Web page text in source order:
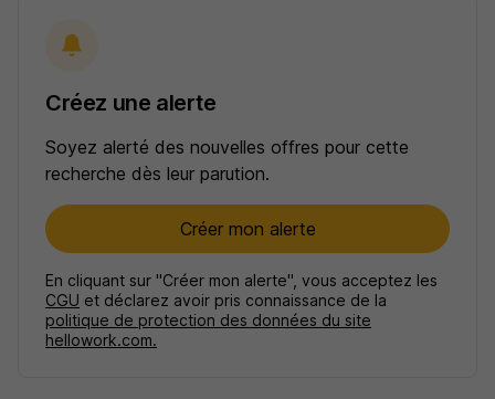
Créez une alerte
Soyez alerté des nouvelles offres pour cette
recherche dès leur parution.
Créer mon alerte
En cliquant sur "Créer mon alerte", vous acceptez les
CGU et déclarez avoir pris connaissance de la
politique de protection des données du site
hellowork.com.